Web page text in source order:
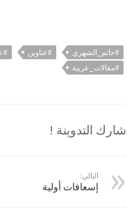
#حاتم_الشهري #عناوين
#مقالات_عربية
شارك التدوينة !
التالي:
إسعافات أولية